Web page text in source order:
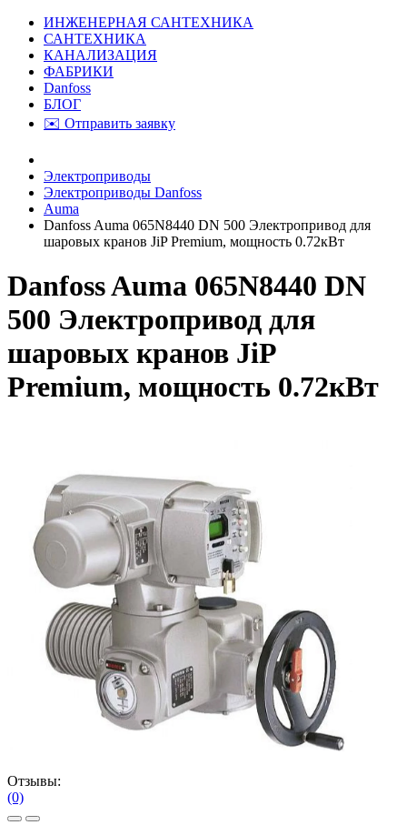
ИНЖЕНЕРНАЯ САНТЕХНИКА
САНТЕХНИКА
КАНАЛИЗАЦИЯ
ФАБРИКИ
Danfoss
БЛОГ
✉️ Отправить заявку
Электроприводы
Электроприводы Danfoss
Auma
Danfoss Auma 065N8440 DN 500 Электропривод для
шаровых кранов JiP Premium, мощность 0.72кВт
Danfoss Auma 065N8440 DN
500 Электропривод для
шаровых кранов JiP
Premium, мощность 0.72кВт
Отзывы:
(0)